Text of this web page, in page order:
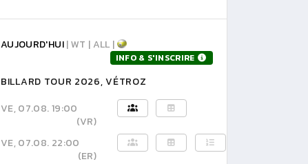
AUJOURD'HUI| WT | ALL |
INFO & S'INSCRIRE
BILLARD TOUR 2026, VÉTROZ
VE, 07.08. 19:00
(VR)
VE, 07.08. 22:00
(ER)